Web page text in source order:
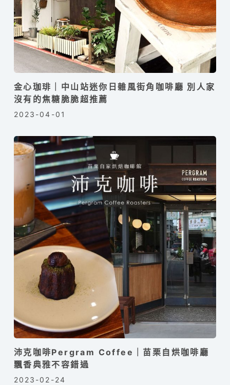
金心珈琲｜中山站迷你日雜風街角咖啡廳 別人家
沒有的焦糖脆脆超推薦
2023-04-01
沛克咖啡Pergram Coffee｜苗栗自烘咖啡廳
飄香典雅不容錯過
2023-02-24